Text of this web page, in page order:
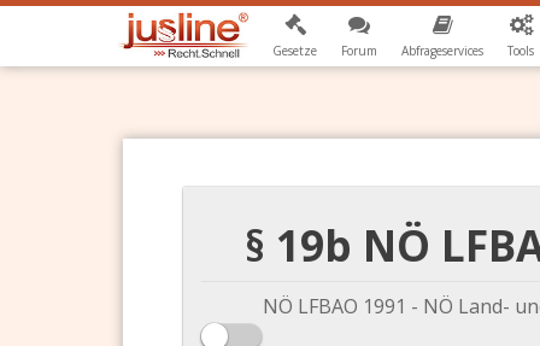
Gesetze Forum Abfrageservices Tools
§ 19b NÖ
NÖ LFBAO 1991 - NÖ Land-